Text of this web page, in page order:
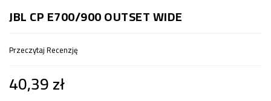
AKWARIOWE
DO
WODNEGO
I
JBL CP E700/900 OUTSET WIDE
Przeczytaj Recenzję
40,39 zł